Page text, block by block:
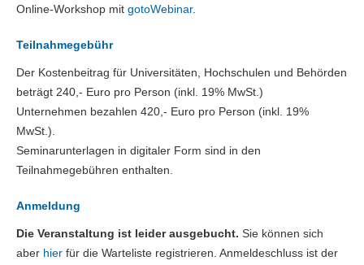
Online-Workshop mit gotoWebinar.
Teilnahmegebühr
Der Kostenbeitrag für Universitäten, Hochschulen und Behörden
beträgt 240,- Euro pro Person (inkl. 19% MwSt.)
Unternehmen bezahlen 420,- Euro pro Person (inkl. 19%
MwSt.).
Seminarunterlagen in digitaler Form sind in den
Teilnahmegebühren enthalten.
Anmeldung
Die Veranstaltung ist leider ausgebucht. Sie können sich
aber hier für die Warteliste registrieren. Anmeldeschluss ist der